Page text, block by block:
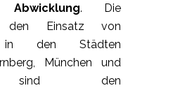
Abwicklung. Die
den Einsatz von
in den Städten
München und
sind den